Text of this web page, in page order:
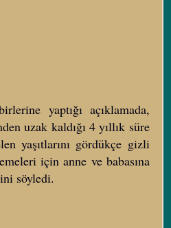
yaptığı açıklamada,
uzak kaldığı 4 yıllık süre
yaşıtlarını gördükçe gizli
için anne ve babasına
söyledi.